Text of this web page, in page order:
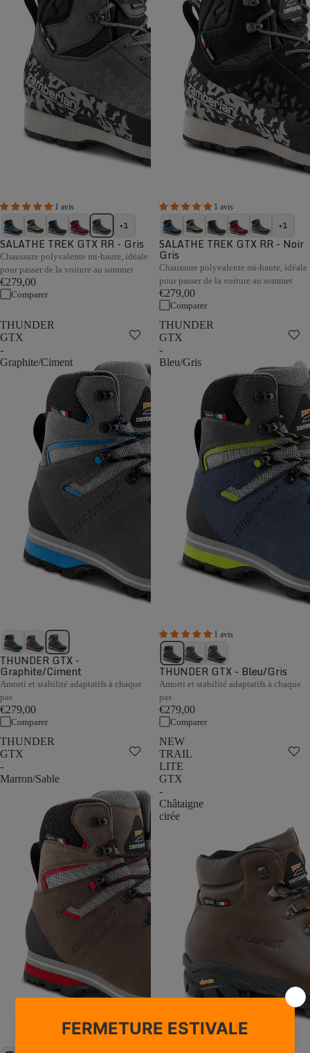
1 avis
+1
SALATHE TREK GTX RR - Gris
Chaussure polyvalente mi-haute, idéale
pour passer de la voiture au sommet
€279,00
Comparer
1 avis
+1
SALATHE TREK GTX RR - Noir
Gris
Chaussure polyvalente mi-haute, idéale
pour passer de la voiture au sommet
€279,00
Comparer
THUNDER
GTX
-
Graphite/Ciment
THUNDER GTX -
Graphite/Ciment
Amorti et stabilité adaptatifs à chaque
pas
€279,00
Comparer
THUNDER
GTX
-
Bleu/Gris
1 avis
THUNDER GTX - Bleu/Gris
Amorti et stabilité adaptatifs à chaque
pas
€279,00
Comparer
THUNDER
GTX
-
Marron/Sable
NEW
TRAIL
LITE
GTX
-
Châtaigne
cirée